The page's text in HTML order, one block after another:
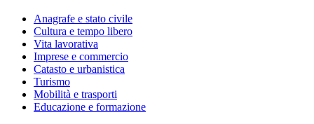
Anagrafe e stato civile
Cultura e tempo libero
Vita lavorativa
Imprese e commercio
Catasto e urbanistica
Turismo
Mobilità e trasporti
Educazione e formazione